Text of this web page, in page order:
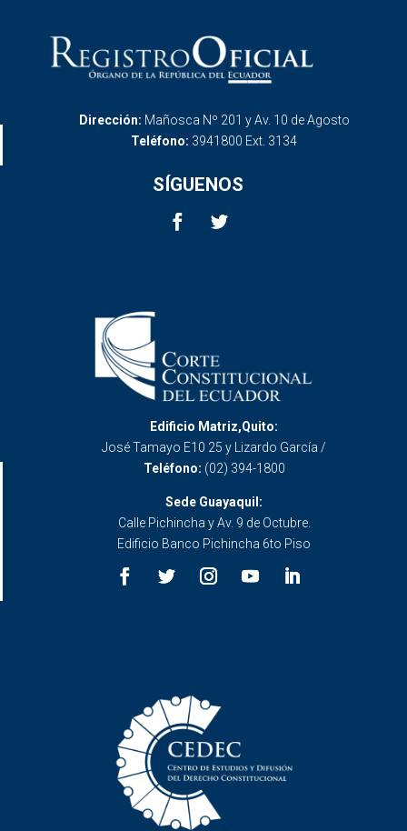
Dirección: Mañosca Nº 201 y Av. 10 de Agosto
Teléfono: 3941800 Ext. 3134
SÍGUENOS
Edificio Matriz,Quito:
José Tamayo E10 25 y Lizardo García /
Teléfono: (02) 394-1800
Sede Guayaquil:
Calle Pichincha y Av. 9 de Octubre.
Edificio Banco Pichincha 6to Piso